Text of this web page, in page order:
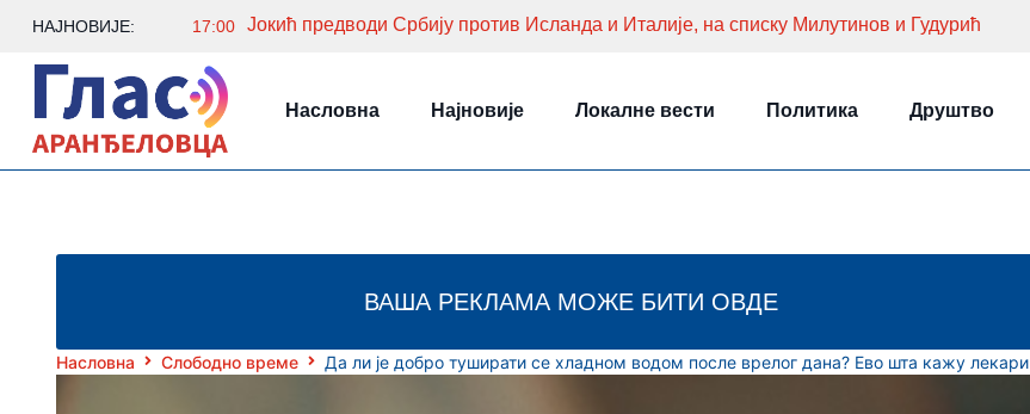
НАЈНОВИЈЕ: 17:00 Јокић предводи Србију против Исланда и Италије, на списку Милутинов и Гудурић
Насловна Најновије Локалне вести Политика Друштво
ВАША РЕКЛАМА МОЖЕ БИТИ ОВДЕ
Насловна Слободно време Да ли је добро туширати се хладном водом после врелог дана? Ево шта кажу лекари